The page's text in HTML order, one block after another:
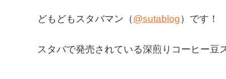
どもどもスタバマン（@sutablog）です！
スタバで発売されている深煎りコーヒー豆